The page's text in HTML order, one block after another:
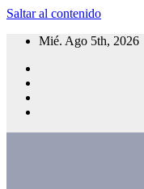
Saltar al contenido
Mié. Ago 5th, 2026